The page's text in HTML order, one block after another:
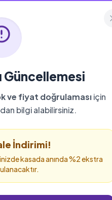
Güncellemesi
ve fiyat doğrulamasıiçin
bilgi alabilirsiniz.
İndirimi!
kasada anında %2 ekstra
ait tüm eserleri bu